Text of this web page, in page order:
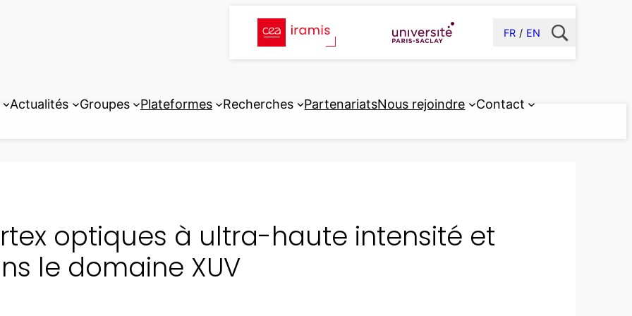
FR EN
Actualités Groupes Plateformes Recherches PartenariatsNous rejoindre Contact
optiques à ultra-haute intensité et
le domaine XUV